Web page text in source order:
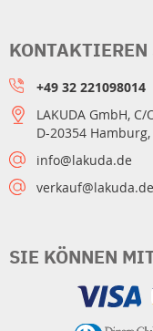
SIE KÖNNEN
+49 32 221098014
LAKUDA GmbH,
D-20354
info@lakuda.de
verkauf@lakuda.de